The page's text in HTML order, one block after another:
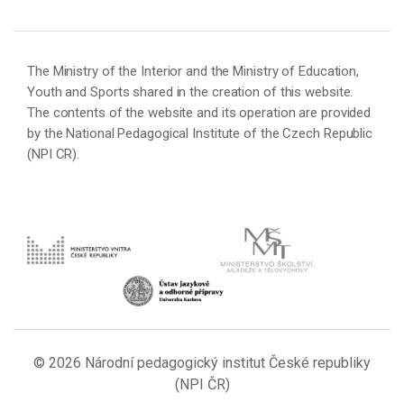
The Ministry of the Interior and the Ministry of Education,
Youth and Sports shared in the creation of this website.
The contents of the website and its operation are provided
by the National Pedagogical Institute of the Czech Republic
(NPI CR).
© 2026 Národní pedagogický institut České republiky
(NPI ČR)